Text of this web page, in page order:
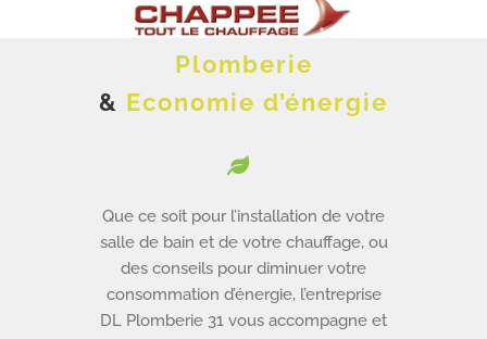
Plomberie
& Economie d’énergie
Que ce soit pour l’installation de votre
salle de bain et de votre chauffage, ou
des conseils pour diminuer votre
consommation d’énergie, l’entreprise
DL Plomberie 31 vous accompagne et